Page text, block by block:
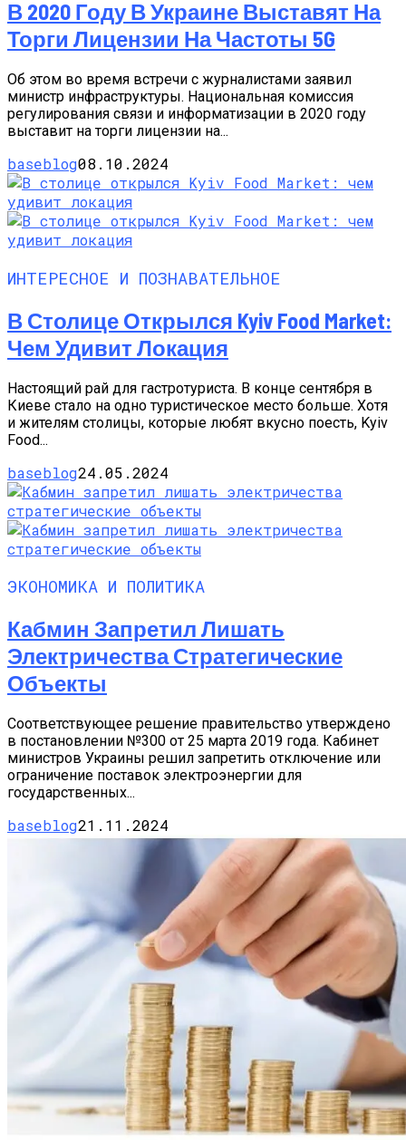
В 2020 Году В Украине Выставят На
Торги Лицензии На Частоты 5G
Об этом во время встречи с журналистами заявил
министр инфраструктуры. Национальная комиссия
регулирования связи и информатизации в 2020 году
выставит на торги лицензии на...
baseblog08.10.2024
ИНТЕРЕСНОЕ И ПОЗНАВАТЕЛЬНОЕ
В Столице Открылся Kyiv Food Market:
Чем Удивит Локация
Настоящий рай для гастротуриста. В конце сентября в
Киеве стало на одно туристическое место больше. Хотя
и жителям столицы, которые любят вкусно поесть, Kyiv
Food...
baseblog24.05.2024
ЭКОНОМИКА И ПОЛИТИКА
Кабмин Запретил Лишать
Электричества Стратегические
Объекты
Соответствующее решение правительство утверждено
в постановлении №300 от 25 марта 2019 года. Кабинет
министров Украины решил запретить отключение или
ограничение поставок электроэнергии для
государственных...
baseblog21.11.2024